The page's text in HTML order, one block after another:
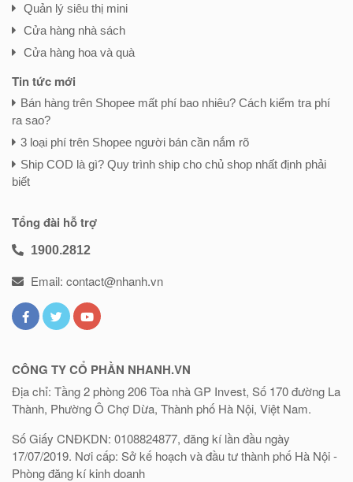
Quản lý siêu thị mini
Cửa hàng nhà sách
Cửa hàng hoa và quà
Tin tức mới
Bán hàng trên Shopee mất phí bao nhiêu? Cách kiểm tra phí
ra sao?
3 loại phí trên Shopee người bán cần nắm rõ
Ship COD là gì? Quy trình ship cho chủ shop nhất định phải
biết
Tổng đài hỗ trợ
1900.2812
Email: contact@nhanh.vn
CÔNG TY CỔ PHẦN NHANH.VN
Địa chỉ: Tầng 2 phòng 206 Tòa nhà GP Invest, Số 170 đường La
Thành, Phường Ô Chợ Dừa, Thành phố Hà Nội, Việt Nam.
Số Giấy CNĐKDN: 0108824877, đăng kí lần đầu ngày
17/07/2019. Nơi cấp: Sở kế hoạch và đầu tư thành phố Hà Nội -
Phòng đăng kí kinh doanh